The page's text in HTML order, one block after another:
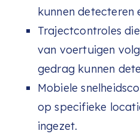
kunnen detecteren
Trajectcontroles
van voertuigen
gedrag kunnen
Mobiele
op specifieke
ingezet.